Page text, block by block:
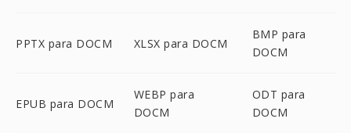
PPTX para DOCM XLSX para DOCM
BMP para
DOCM
EPUB para DOCM
WEBP para
DOCM
ODT para
DOCM